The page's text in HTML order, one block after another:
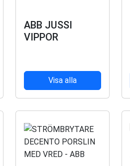
ABB JUSSI
VIPPOR
Visa alla